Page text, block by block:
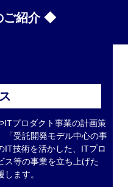
ご紹介 ◆
ITプロダクト事業の計画策
「受託開発モデル中心の事
IT技術を活かした、ITプロ
ス等の事業を立ち上げた
ます。